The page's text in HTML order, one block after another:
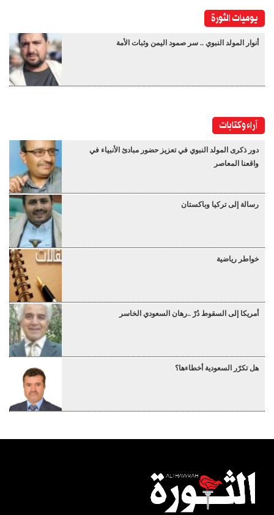
يوميات الثورة
أنوار المولد النبوي .. سر صمود اليمن وثبات الأمة
آراء وكتابات
دور ذكرى المولد النبوي في تعزيز حضور مبادئ الأنبياء في
واقعنا المعاصر
رسالة إلى تركيا وباكستان
خواطر رياضية
أمريكا إلى السقوط دُرْ ..رهان السعودي الخاسر
هل تكرّر السعودية أخطاءها؟